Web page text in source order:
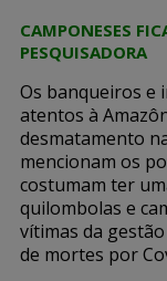
CAMPONESES
PESQUISADORA
Os banqueiros e
atentos à
desmatamento
mencionam os
costumam ter
quilombolas e
vítimas da
de mortes por